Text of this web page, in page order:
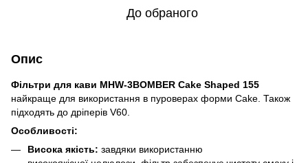
До обраного
Опис
Фільтри для кави MHW-3BOMBER Cake Shaped 155
найкраще для використання в пуроверах форми Cake. Також
підходять до дріперів V60.
Особливості:
Висока якість: завдяки використанню